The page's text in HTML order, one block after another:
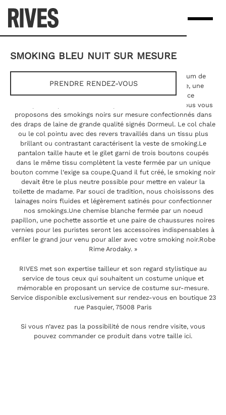
content
SMOKING BLEU NUIT SUR MESURE
PRENDRE RENDEZ-VOUS
DESCRIPTION SUR-MESURE
« Le smoking noir demeure pour un homme le summum de
l’élégance classique et intemporelle. Pour un mariage, une
cérémonie ou une réception, il donne une prestence
incomparable par son tombé impeccable.Chez Rives, nous vous
proposons des smokings noirs sur mesure confectionnés dans
des draps de laine de grande qualité signés Dormeul. Le col chale
ou le col pointu avec des revers travaillés dans un tissu plus
brillant ou contrastant caractérisent la veste de smoking.Le
pantalon taille haute et le gilet garni de trois boutons coupés
dans le même tissu complètent la veste fermée par un unique
bouton comme l’exige sa coupe.Quand il fut créé, le smoking noir
devait être le plus neutre possible pour mettre en valeur la
toilette de madame. Par souci de tradition, nous choisissons des
lainages noirs fluides et légèrement satinés pour confectionner
nos smokings.Une chemise blanche fermée par un noeud
papillon, une pochette assortie et une paire de chaussures noires
vernies pour les puristes seront les accessoires indispensables à
enfiler le grand jour venu pour aller avec votre smoking noir.Robe
Rime Arodaky. »
RIVES met son expertise tailleur et son regard stylistique au
service de tous ceux qui souhaitent un costume unique et
mémorable en proposant un service de costume sur-mesure.
Service disponible exclusivement sur rendez-vous en boutique 23
rue Pasquier, 75008 Paris
Si vous n’avez pas la possibilité de nous rendre visite, vous
pouvez commander ce produit dans votre taille ici.